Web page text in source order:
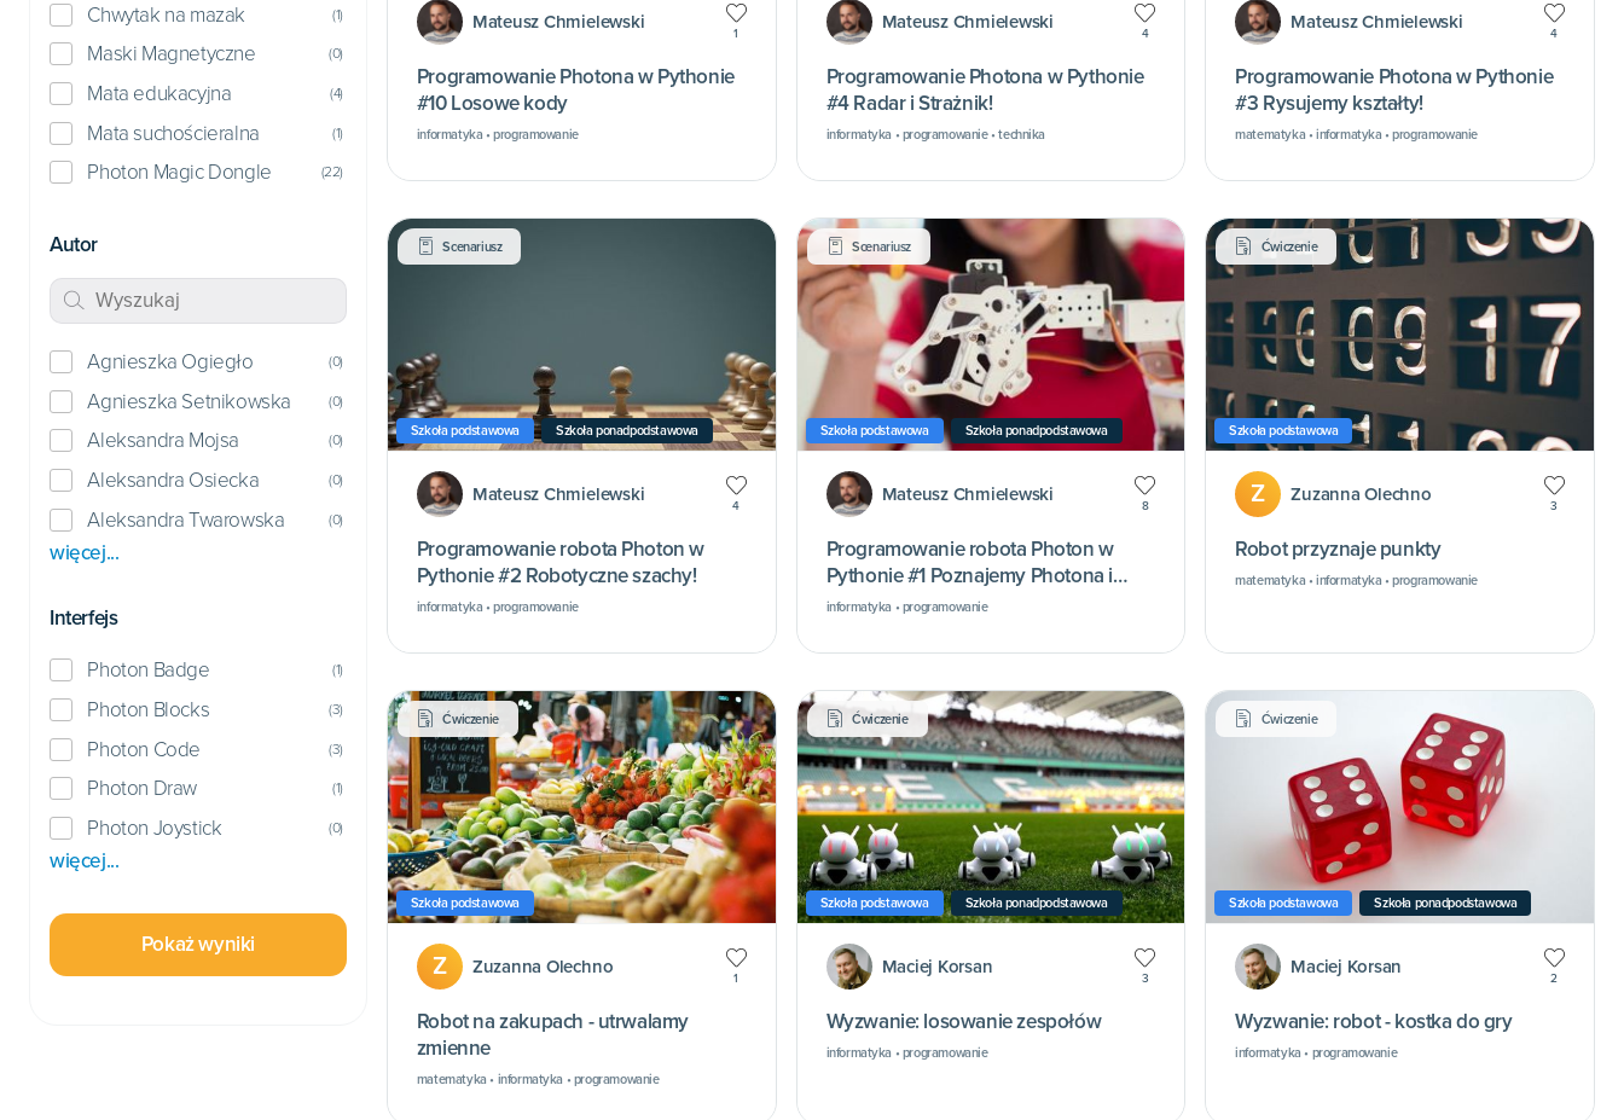
Chwytak na mazak (1)
Maski Magnetyczne (0)
Mata edukacyjna (4)
Mata suchościeralna (1)
Photon Magic Dongle (22)
Autor
Agnieszka Ogiegło (0)
Agnieszka Setnikowska (0)
Aleksandra Mojsa (0)
Aleksandra Osiecka (0)
Aleksandra Twarowska (0)
więcej...
Interfejs
Photon Badge (1)
Photon Blocks (3)
Photon Code (3)
Photon Draw (1)
Photon Joystick (0)
więcej...
Pokaż wyniki
Mateusz Chmielewski
1
Programowanie Photona w Pythonie
#10 Losowe kody
informatyka • programowanie
Mateusz Chmielewski
4
Programowanie Photona w Pythonie
#4 Radar i Strażnik!
informatyka • programowanie • technika
Mateusz Chmielewski
4
Programowanie Photona w Pythonie
#3 Rysujemy kształty!
matematyka • informatyka • programowanie
Scenariusz
Szkoła podstawowa Szkoła ponadpodstawowa
Mateusz Chmielewski
4
Programowanie robota Photon w
Pythonie #2 Robotyczne szachy!
informatyka • programowanie
Scenariusz
Szkoła podstawowa Szkoła ponadpodstawowa
Mateusz Chmielewski
8
Programowanie robota Photon w
Pythonie #1 Poznajemy Photona i
Pythona!
informatyka • programowanie
Ćwiczenie
Szkoła podstawowa
Z Zuzanna Olechno
3
Robot przyznaje punkty
matematyka • informatyka • programowanie
Ćwiczenie
Szkoła podstawowa
Z Zuzanna Olechno
1
Robot na zakupach - utrwalamy
zmienne
matematyka • informatyka • programowanie
Ćwiczenie
Szkoła podstawowa Szkoła ponadpodstawowa
Maciej Korsan
3
Wyzwanie: losowanie zespołów
informatyka • programowanie
Ćwiczenie
Szkoła podstawowa Szkoła ponadpodstawowa
Maciej Korsan
2
Wyzwanie: robot - kostka do gry
informatyka • programowanie